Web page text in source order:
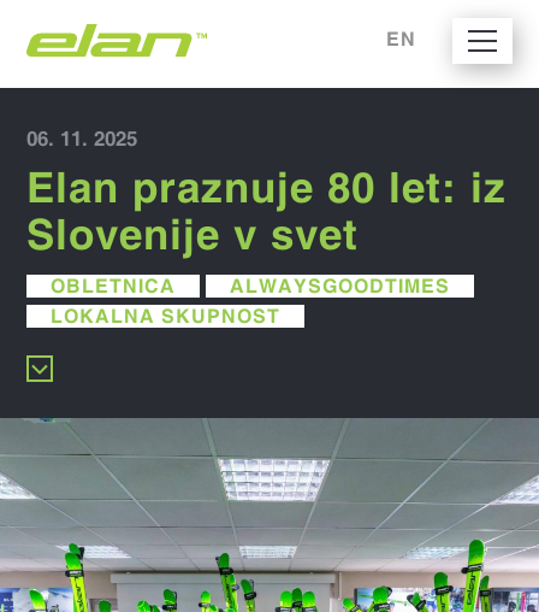
EN
06. 11. 2025
Elan praznuje 80 let: iz
Slovenije v svet
OBLETNICA
ALWAYSGOODTIMES
LOKALNA SKUPNOST